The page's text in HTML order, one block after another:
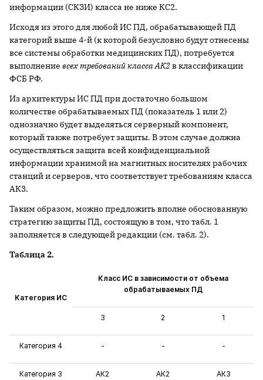
информации (СКЗИ) класса не ниже КС2.
Исходя из этого для любой ИС ПД, обрабатывающей ПД
категорий выше 4-й (к которой безусловно будут отнесены
все системы обработки медицинских ПД), потребуется
выполнение всех требований класса АК2в классификации
ФСБ РФ.
Из архитектуры ИС ПД при достаточно большом
количестве обрабатываемых ПД (показатель 1 или 2)
однозначно будет выделяться серверный компонент,
который также потребует защиты. В этом случае должна
осуществляться защита всей конфиденциальной
информации хранимой на магнитных носителях рабочих
станций и серверов, что соответствует требованиям класса
АК3.
Таким образом, можно предложить вполне обоснованную
стратегию защиты ПД, состоящую в том, что табл. 1
заполняется в следующей редакции (см. табл. 2).
Таблица 2.
Категория ИС
Класс ИС в зависимости от объема
обрабатываемых ПД
3 2 1
Категория 4 - - -
Категория 3 АК2 АК2 АК3